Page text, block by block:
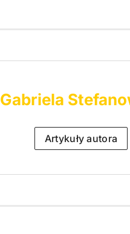
Gabriela
Artykuły autora